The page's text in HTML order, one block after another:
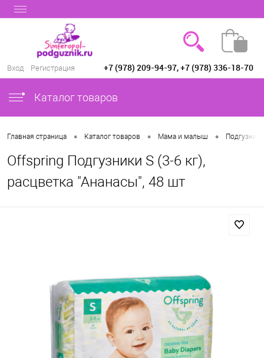
Вход Регистрация +7 (978) 209-94-97, +7 (978) 336-18-70
Каталог товаров
Главная страница • Каталог товаров • Мама и малыш •
Offspring Подгузники S (3-6 кг),
расцветка "Ананасы", 48 шт